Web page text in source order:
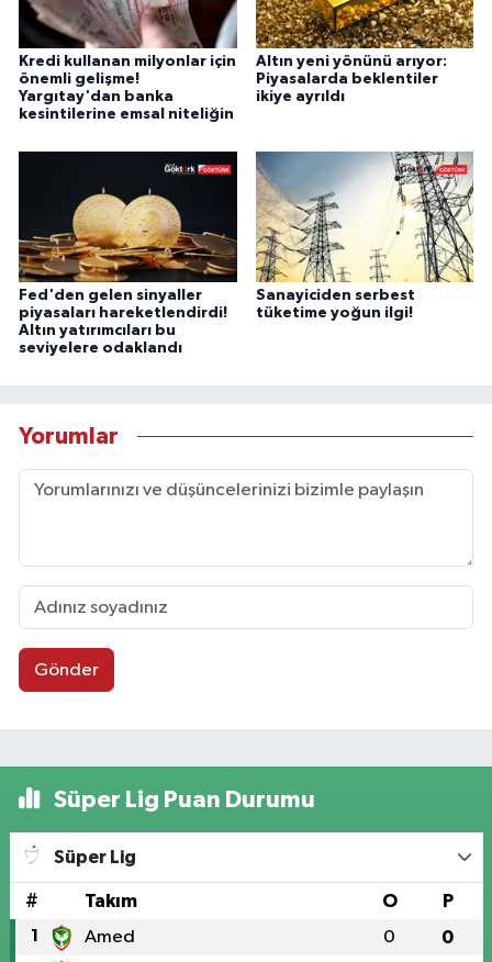
Kredi kullanan milyonlar için
önemli gelişme!
Yargıtay'dan banka
kesintilerine emsal niteliğin
Altın yeni yönünü arıyor:
Piyasalarda beklentiler
ikiye ayrıldı
Fed'den gelen sinyaller
piyasaları hareketlendirdi!
Altın yatırımcıları bu
seviyelere odaklandı
Sanayiciden serbest
tüketime yoğun ilgi!
Yorumlar
Gönder
Süper Lig Puan Durumu
Süper Lig
# Takım O P
1 Amed 0 0